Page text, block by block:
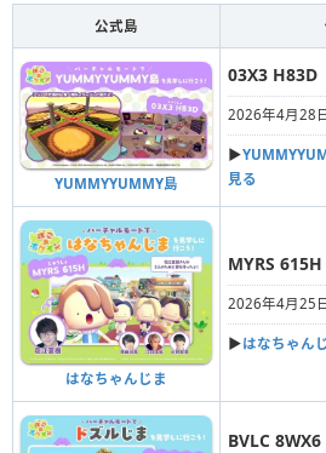
公式島
YUMMYYUMMY島
03X3 H83D
2026年4月28
▶︎
見る
はなちゃんじま
MYRS 615H
2026年4月25
▶︎はなちゃん
BVLC 8WX6